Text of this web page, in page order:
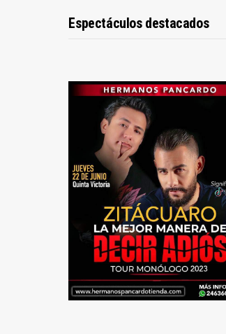
Espectáculos destacados